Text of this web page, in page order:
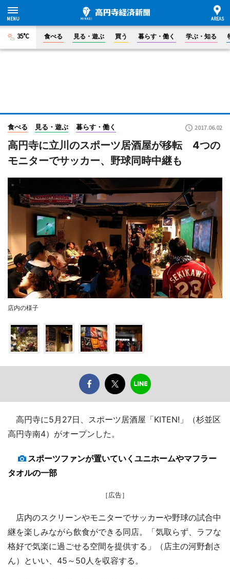
35°C 食べる 見る・遊ぶ 買う 暮らす・働く 学ぶ・知る
食べる 見る・遊ぶ 暮らす・働く 2017.06.02
高円寺に立川のスポーツ居酒屋が移転 4つの
モニターでサッカー、野球同時中継も
店内の様子
高円寺に5月27日、スポーツ居酒屋「KITEN!」（杉並区
高円寺南4）がオープンした。
スポーツファンが置いていくユニホームやマフラー
タオルの一部
［広告］
店内のスクリーンやモニターでサッカーや野球の試合中
継を楽しみながら飲食ができる同店。「気取らず、ラフな
格好で気楽に過ごせる空間を提供する」（店主の河野創さ
ん）といい、45～50人を収容する。